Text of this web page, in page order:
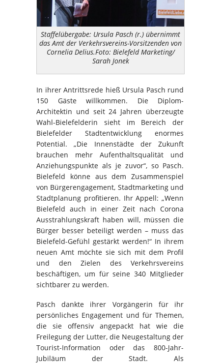
Staffelübergabe: Ursula Pasch (r.) übernimmt
das Amt der Verkehrsvereins-Vorsitzenden von
Cornelia Delius.Foto: Bielefeld Marketing/
Sarah Jonek
In ihrer Antrittsrede hieß Ursula Pasch rund
150 Gäste willkommen. Die Diplom-
Architektin und seit 24 Jahren überzeugte
Wahl-Bielefelderin sieht im Bereich der
Bielefelder Stadtentwicklung enormes
Potential. „Die Innenstädte der Zukunft
brauchen mehr Aufenthaltsqualität und
Anziehungspunkte als je zuvor“, so Pasch.
Bielefeld könne aus dem Zusammenspiel
von Bürgerengagement, Stadtmarketing und
Stadtplanung profitieren. Ihr Appell: „Wenn
Bielefeld auch in einer Zeit nach Corona
Ausstrahlungskraft haben will, müssen die
Bürger besser beteiligt werden – muss das
Bielefeld-Gefühl gestärkt werden!“ In ihrem
neuen Amt möchte sie sich mit dem Profil
und den Zielen des Verkehrsvereins
beschäftigen, um für seine 340 Mitglieder
sichtbarer zu werden.
Pasch dankte ihrer Vorgängerin für ihr
persönliches Engagement und für Themen,
die sie offensiv angepackt hat wie die
Freilegung der Lutter, die Neugestaltung der
Tourist-Information oder das 800-Jahr-
Jubiläum der Stadt. Als